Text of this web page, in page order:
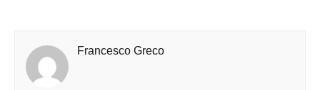
Francesco Greco